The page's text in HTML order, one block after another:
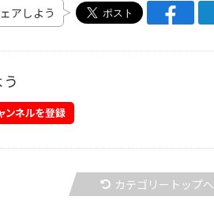
アしよう
カテゴリートップへ